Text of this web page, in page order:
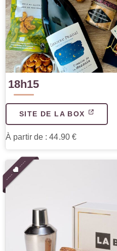
18h15
SITE DE LA BOX
À partir de : 44.90 €